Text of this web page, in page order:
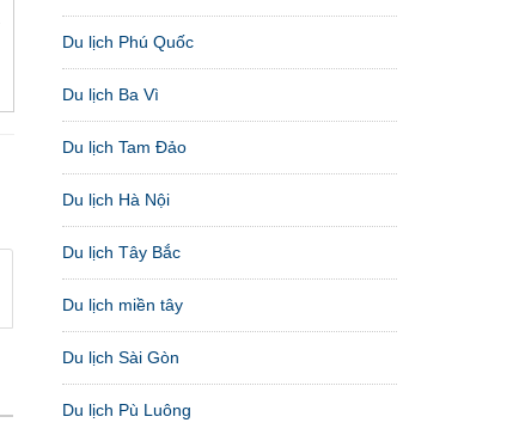
Du lịch Phú Quốc
Du lịch Ba Vì
Du lịch Tam Đảo
Du lịch Hà Nội
Du lịch Tây Bắc
Du lịch miền tây
Du lịch Sài Gòn
Du lịch Pù Luông